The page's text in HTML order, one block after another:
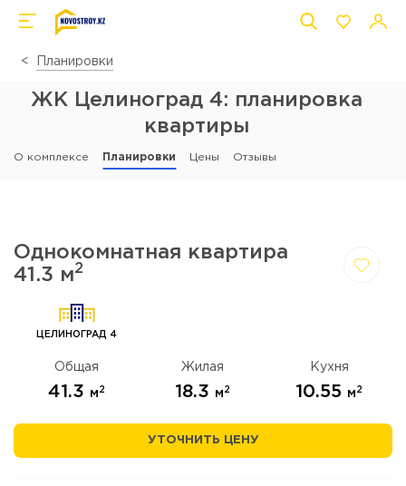
Планировки
ЖК Целиноград 4: планировка
квартиры
О комплексе Планировки Цены Отзывы
Однокомнатная квартира
41.3 м2
ЦЕЛИНОГРАД 4
Общая
41.3 м 2
Жилая
18.3 м 2
Кухня
10.55 м 2
УТОЧНИТЬ ЦЕНУ